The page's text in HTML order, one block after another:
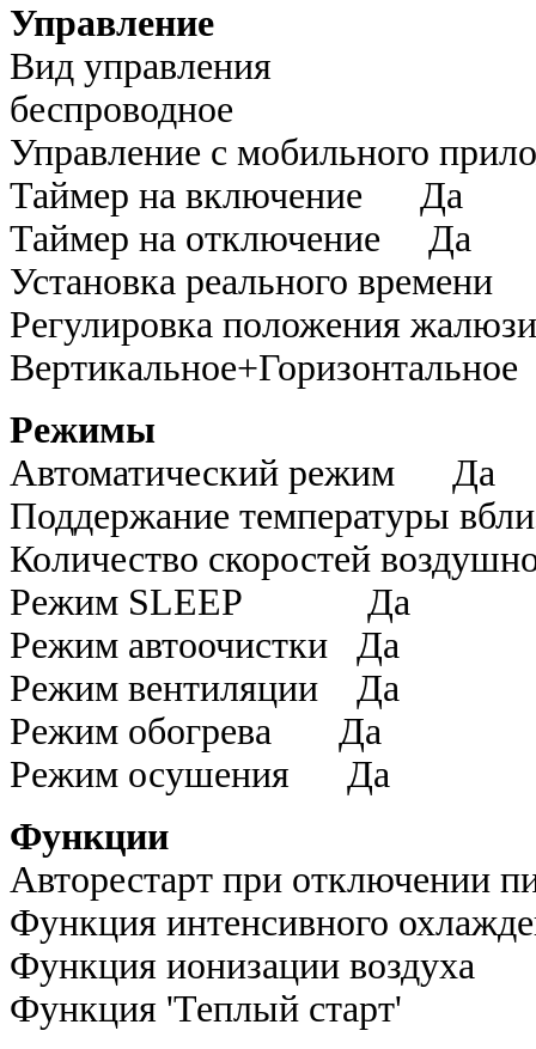
Управление
Вид
беспроводное
Управление c мобильного
Таймер на включение Да
Таймер на отключение Да
Установка реального
Регулировка положения
Вертикальное+Горизонтальное
Режимы
Автоматический режим Да
Поддержание температуры
Количество скоростей
Режим SLEEP Да
Режим автоочистки Да
Режим вентиляции Да
Режим обогрева Да
Режим осушения Да
Функции
Авторестарт при отключении
Функция интенсивного
Функция ионизации
Функция 'Теплый